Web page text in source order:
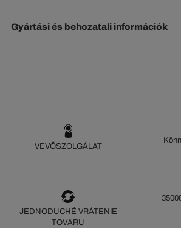
Gyártási és behozatali információk
VEVŐSZOLGÁLAT
JEDNODUCHÉ VRÁTENIE
TOVARU